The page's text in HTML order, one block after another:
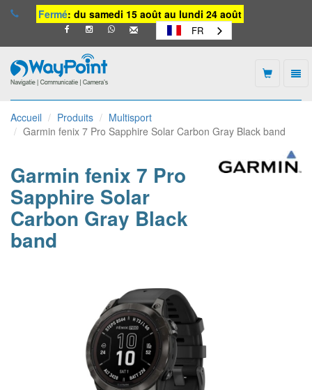
Fermé: du samedi 15 août au lundi 24 août
FR
-
vers
la
Accueil Produits
Multisport
Garmin fenix 7 Pro Sapphire Solar Carbon Gray Black band
Garmin fenix 7 Pro
Sapphire Solar
Carbon Gray Black
band